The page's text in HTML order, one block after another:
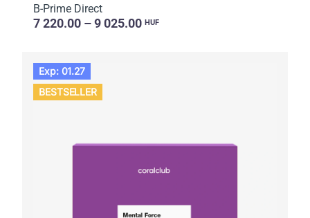
B-Prime Direct
7 220.00 – 9 025.00 HUF
Exp: 01.27
BESTSELLER